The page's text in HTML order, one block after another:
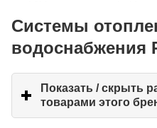
Системы
водоснабжения
Показать / скрыть
товарами этого